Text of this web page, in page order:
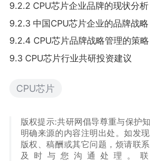
9.2.2 CPU芯片企业品牌的现状分析
9.2.3 中国CPU芯片企业的品牌战略
9.2.4 CPU芯片品牌战略管理的策略
9.3 CPU芯片行业共研投资建议
CPU芯片
版权提示:共研网倡导尊重与保护
明确来源的内容注明出处。如发
版权、稿酬或其它问题，烦请联
及时与您沟通处理。